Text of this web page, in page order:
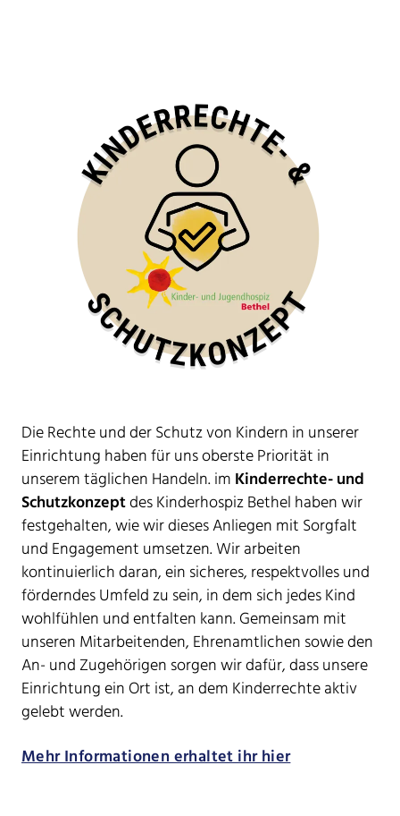
Die Rechte und der Schutz von Kindern in unserer
Einrichtung haben für uns oberste Priorität in
unserem täglichen Handeln. im Kinderrechte- und
Schutzkonzeptdes Kinderhospiz Bethel haben wir
festgehalten, wie wir dieses Anliegen mit Sorgfalt
und Engagement umsetzen. Wir arbeiten
kontinuierlich daran, ein sicheres, respektvolles und
förderndes Umfeld zu sein, in dem sich jedes Kind
wohlfühlen und entfalten kann. Gemeinsam mit
unseren Mitarbeitenden, Ehrenamtlichen sowie den
An- und Zugehörigen sorgen wir dafür, dass unsere
Einrichtung ein Ort ist, an dem Kinderrechte aktiv
gelebt werden.
Mehr Informationen erhaltet ihr hier